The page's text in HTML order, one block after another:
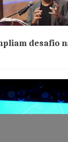
desafio